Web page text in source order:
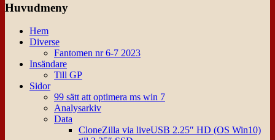
Huvudmeny
Hem
Diverse
Fantomen nr 6-7 2023
Insändare
Till GP
Sidor
99 sätt att optimera ms win 7
Analysarkiv
Data
CloneZilla via liveUSB 2.25″ HD (OS Win10)